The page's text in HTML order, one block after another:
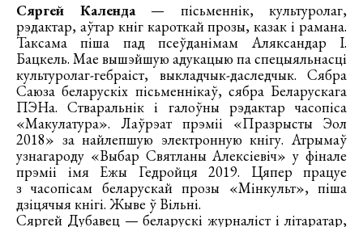
Сяргей Календа— пісьменнік, культуролаг,
рэдактар, аўтар кніг кароткай прозы, казак і рамана.
Таксама піша пад псеўданімам Аляксандар І.
Бацкель. Мае вышэйшую адукацыю па спецыяльнасці
культуролаг-гебраіст, выкладчык-даследчык. Сябра
Саюза беларускіх пісьменнікаў, сябра Беларускага
ПЭНа. Стваральнік і галоўны рэдактар часопіса
«Макулатура». Лаўрэат прэміі «Празрысты Эол
2018» за найлепшую электронную кнігу. Атрымаў
узнагароду «Выбар Святланы Алексіевіч» у фінале
прэміі імя Ежы Гедройця 2019. Цяпер працуе
з часопісам беларускай прозы «Мінкульт», піша
дзіцячыя кнігі. Жыве ў Вільні.
Сяргей Дубавец — беларускі журналіст і літаратар,